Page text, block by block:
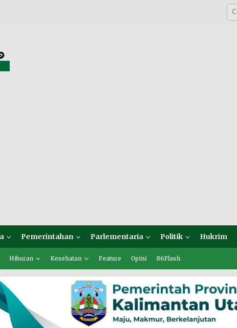
Pemerintahan Parlementaria Politik Hukrim
Hiburan Kesehatan Feature Opini 86Flash